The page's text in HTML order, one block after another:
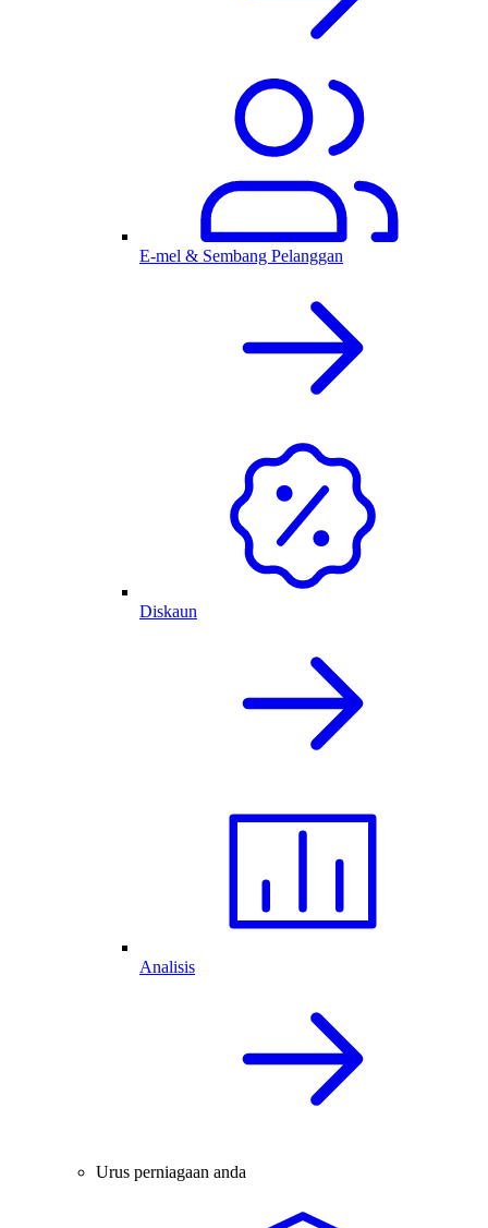
E-mel & Sembang Pelanggan
Diskaun
Analisis
Urus perniagaan anda